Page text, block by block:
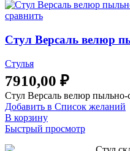
сравнить
Стул Версаль велюр
Стулья
7910,00 ₽
Стул Версаль велюр
Добавить в Список желаний
В корзину
Быстрый просмотр